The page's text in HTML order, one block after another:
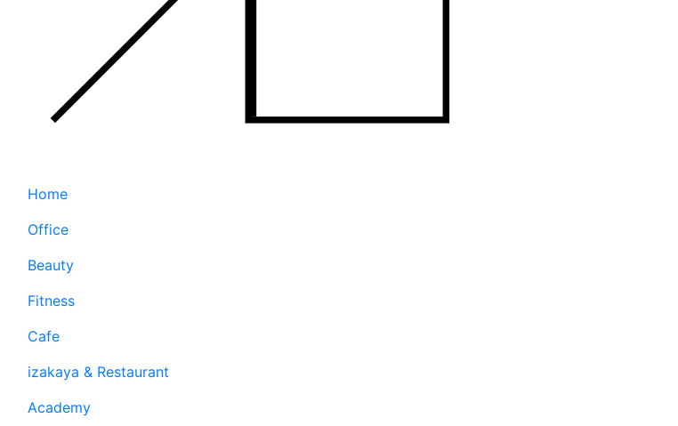
Home
Office
Beauty
Fitness
Cafe
izakaya & Restaurant
Academy